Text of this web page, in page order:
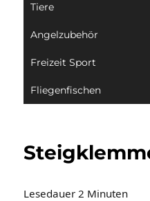
Tiere
Angelzubehör
Freizeit Sport
Fliegenfischen
Lesedauer 2 Minuten